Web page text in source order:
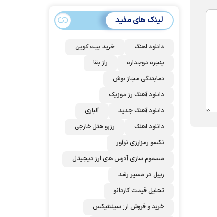
می‌شود؟!
لینک های مفید
دانلود اهنگ
خرید بیت کوین
پنجره دوجداره
راز بقا
نمایندگی مجاز بوش
دانلود آهنگ رز‌ موزیک
دانلود آهنگ جدید
آلپاری
دانلود اهنگ
رزرو هتل خارجی
نکسو رمزارزی نوآور
مسموم سازی آدرس های ارز دیجیتال
ریپل در مسیر رشد
تحلیل قیمت کاردانو
خرید و فروش ارز سینتتیکس